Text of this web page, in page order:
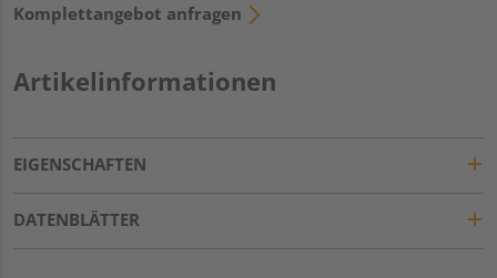
Komplettangebot anfragen
Artikelinformationen
EIGENSCHAFTEN
DATENBLÄTTER